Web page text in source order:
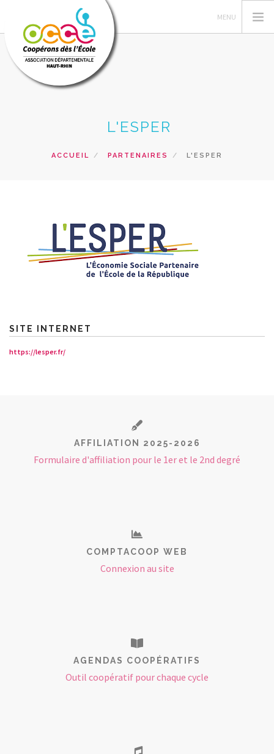
GERER SA COOPERATIVEL'ESPER
ACCUEIL PARTENAIRES L'ESPER
SITE INTERNET
https://lesper.fr/
AFFILIATION 2025-2026
Formulaire d'affiliation pour le 1er et le 2nd degré
COMPTACOOP WEB
Connexion au site
AGENDAS COOPÉRATIFS
Outil coopératif pour chaque cycle